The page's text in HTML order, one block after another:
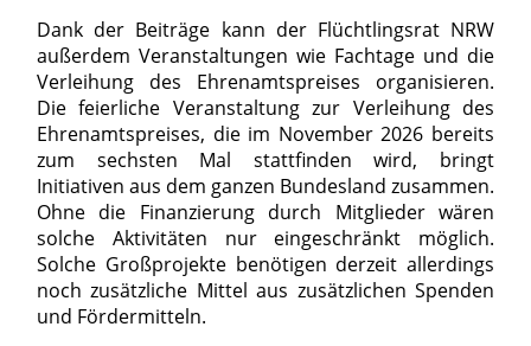
Dank der Beiträge kann der Flüchtlingsrat NRW
außerdem Veranstaltungen wie Fachtage und die
Verleihung des Ehrenamtspreises organisieren.
Die feierliche Veranstaltung zur Verleihung des
Ehrenamtspreises, die im November 2026 bereits
zum sechsten Mal stattfinden wird, bringt
Initiativen aus dem ganzen Bundesland zusammen.
Ohne die Finanzierung durch Mitglieder wären
solche Aktivitäten nur eingeschränkt möglich.
Solche Großprojekte benötigen derzeit allerdings
noch zusätzliche Mittel aus zusätzlichen Spenden
und Fördermitteln.